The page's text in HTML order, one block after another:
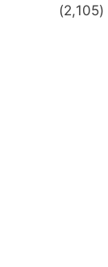
(2,105)